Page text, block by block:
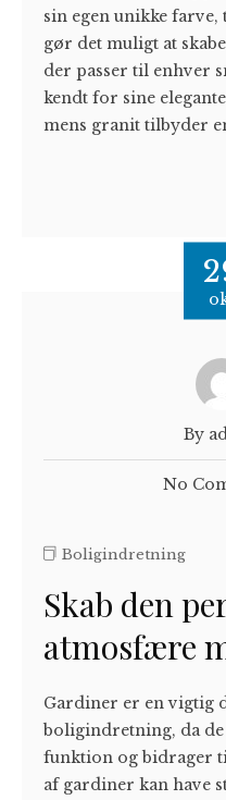
sin egen unikke
gør det muligt at
der passer til enhver
kendt for sine
mens granit tilbyder
By
No
Boligindretning
Skab den
atmosfære
Gardiner er en vigtig
boligindretning, da
funktion og bidrager
af gardiner kan have